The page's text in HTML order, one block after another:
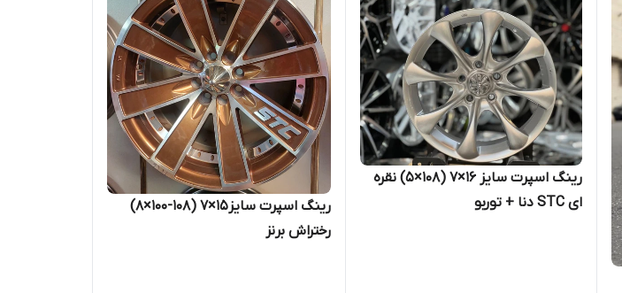
رینگ اسپرت سایز ۱۶×۷ (۱۰۸×۵) نقره
ای STC دنا + توربو
رینگ اسپرت سایز۱۵×۷ (۱۰۸-۱۰۰×۸)
رختراش برنز